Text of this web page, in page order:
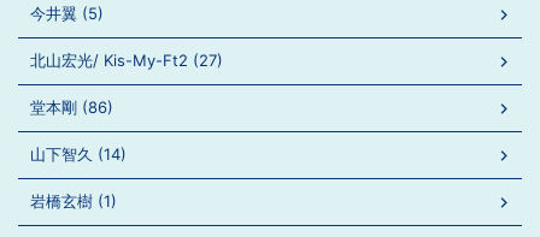
今井翼 (5)
北山宏光/ Kis-My-Ft2 (27)
堂本剛 (86)
山下智久 (14)
岩橋玄樹 (1)